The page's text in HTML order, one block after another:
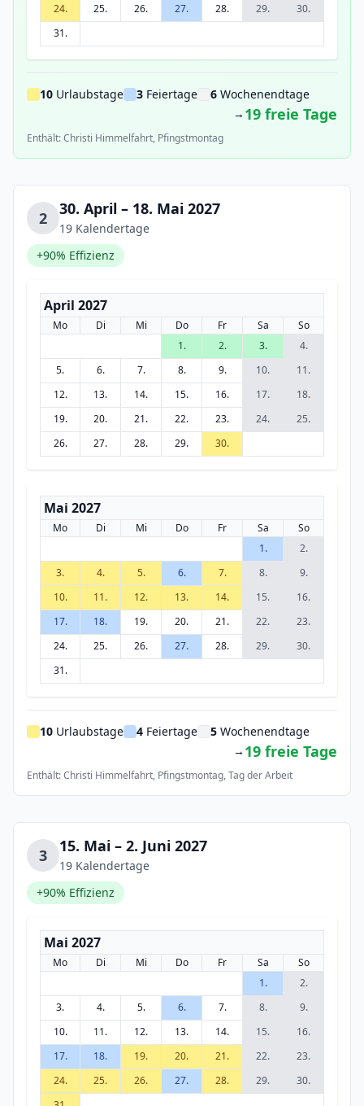
24.
25. 26. 27. 28. 29.
30.
31.
10 Urlaubstage 3 Feiertage 6 Wochenendtage
→ 19 freie Tage
Enthält: Christi Himmelfahrt, Pfingstmontag
2 30. April – 18. Mai 2027
19 Kalendertage
+90% Effizienz
April 2027
Mo Di Mi Do Fr Sa
So
1.
2. 3.
4.
5.
6. 7. 8. 9. 10.
11.
12.
13. 14. 15. 16. 17.
18.
19.
20. 21. 22. 23. 24.
25.
26.
27. 28. 29. 30.
Mai 2027
Mo Di Mi Do Fr Sa
So
1.
2.
3.
4. 5. 6. 7. 8.
9.
10.
11. 12. 13. 14. 15.
16.
17.
18. 19. 20. 21. 22.
23.
24.
25. 26. 27. 28. 29.
30.
31.
10 Urlaubstage 4 Feiertage 5 Wochenendtage
→ 19 freie Tage
Enthält: Christi Himmelfahrt, Pfingstmontag, Tag der Arbeit
3 15. Mai – 2. Juni 2027
19 Kalendertage
+90% Effizienz
Mai 2027
Mo Di Mi Do Fr Sa
So
1.
2.
3.
4. 5. 6. 7. 8.
9.
10.
11. 12. 13. 14. 15.
16.
17.
18. 19. 20. 21. 22.
23.
24.
25. 26. 27. 28. 29.
30.